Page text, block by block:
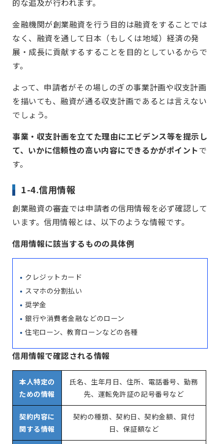
的な追及が行われます。
金融機関が創業融資を行う目的は融資をすることでは
なく、融資を通して日本（もしくは地域）経済の発
展・成長に貢献するすることを目的としているからで
す。
よって、申請者がその場しのぎの事業計画や収支計画
を描いても、融資が通る収支計画であるとは言えない
でしょう。
事業・収支計画を立てた理由にエビデンス等を提示し
て、いかに信頼性の高い内容にできるかがポイントで
す。
1-4.信用情報
創業融資の審査では申請者の信用情報を必ず確認して
います。信用情報とは、以下のような情報です。
信用情報に該当するものの具体例
クレジットカード
スマホの分割払い
奨学金
銀行や消費者金融などのローン
住宅ローン、教育ローンなどの各種
信用情報で確認される情報
本人特定の
ための情報
氏名、生年月日、住所、電話番号、勤務
先、運転免許証の記号番号など
契約内容に
関する情報
契約の種類、契約日、契約金額、貸付
日、保証額など